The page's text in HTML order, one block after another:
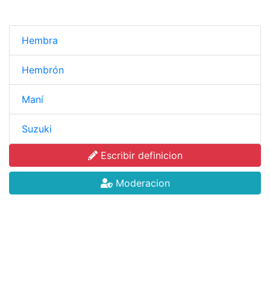
Hembra
Hembrón
Maní
Suzuki
Escribir definicion
Moderacion